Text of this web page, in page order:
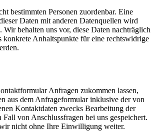
bestimmten Personen zuordenbar. Eine
Daten mit anderen Datenquellen wird
Wir behalten uns vor, diese Daten nachträglich
konkrete Anhaltspunkte für eine rechtswidrige
Anfragen zukommen lassen,
aus dem Anfrageformular inklusive der von
Kontaktdaten zwecks Bearbeitung der
von Anschlussfragen bei uns gespeichert.
nicht ohne Ihre Einwilligung weiter.